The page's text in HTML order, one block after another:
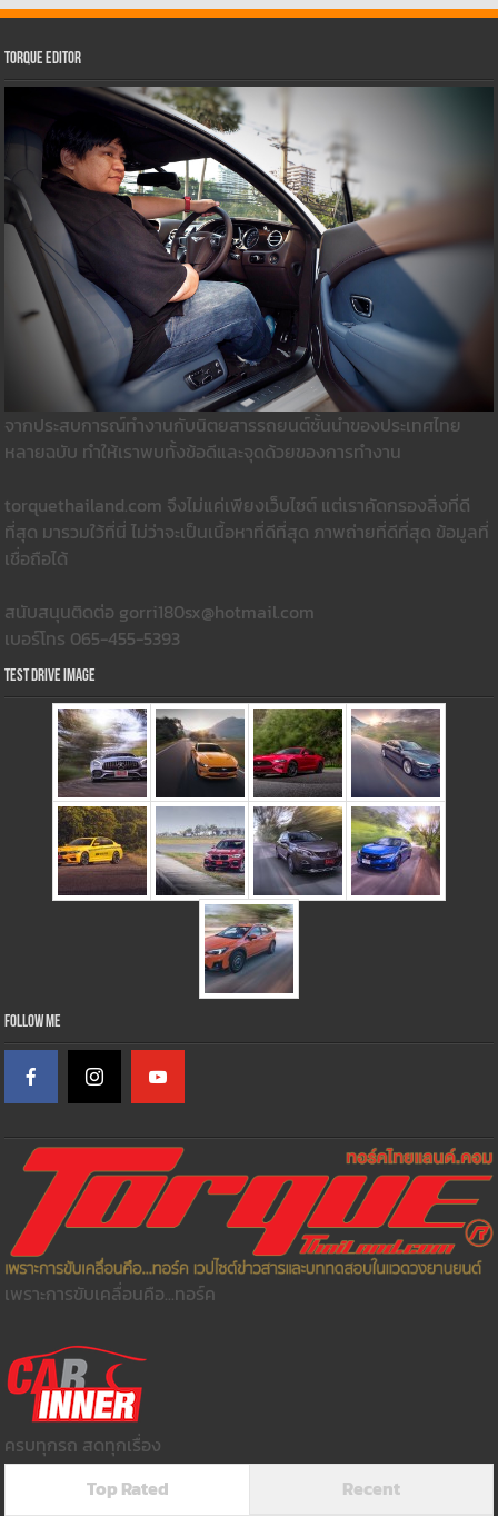
Torque Editor
จากประสบการณ์ทำงานกับนิตยสารรถยนต์ชั้นนำของประเทศไทย
หลายฉบับ ทำให้เราพบทั้งข้อดีและจุดด้วยของการทำงาน
torquethailand.com จึงไม่แค่เพียงเว็บไซต์ แต่เราคัดกรองสิ่งที่ดี
ที่สุด มารวมใว้ที่นี่ ไม่ว่าจะเป็นเนื้อหาที่ดีที่สุด ภาพถ่ายที่ดีที่สุด ข้อมูลที่
เชื่อถือได้
สนับสนุนติดต่อ gorri180sx@hotmail.com
เบอร์โทร 065-455-5393
Test Drive Image
Follow Me
เพราะการขับเคลื่อนคือ...ทอร์ค
ครบทุกรถ สดทุกเรื่อง
Top Rated
Recent